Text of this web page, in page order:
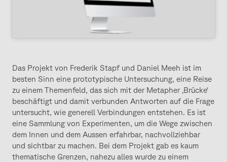
Das Projekt von Frederik Stapf und Daniel Meeh ist im
besten Sinn eine prototypische Untersuchung, eine Reise
zu einem Themenfeld, das sich mit der Metapher ‚Brücke‘
beschäftigt und damit verbunden Antworten auf die Frage
untersucht, wie generell Verbindungen entstehen. Es ist
eine Sammlung von Experimenten, um die Wege zwischen
dem Innen und dem Aussen erfahrbar, nachvollziehbar
und sichtbar zu machen. Bei dem Projekt gab es kaum
thematische Grenzen, nahezu alles wurde zu einem